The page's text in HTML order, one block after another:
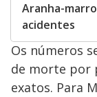
Aranha-
acidentes
Os números
de morte por
exatos. Para